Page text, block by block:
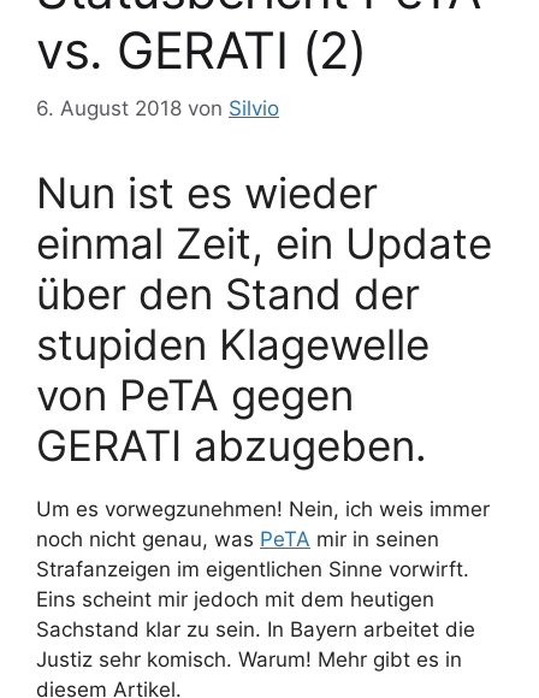
vs. GERATI (2)
6. August 2018 von Silvio
Nun ist es wieder
einmal Zeit, ein Update
über den Stand der
stupiden Klagewelle
von PeTA gegen
GERATI abzugeben.
Um es vorwegzunehmen! Nein, ich weis immer
noch nicht genau, was PeTA mir in seinen
Strafanzeigen im eigentlichen Sinne vorwirft.
Eins scheint mir jedoch mit dem heutigen
Sachstand klar zu sein. In Bayern arbeitet die
Justiz sehr komisch. Warum! Mehr gibt es in
diesem Artikel.